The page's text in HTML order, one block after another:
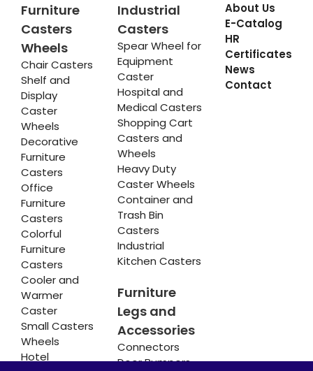
Furniture
Casters
Wheels
Chair Casters
Shelf and
Display
Caster
Wheels
Decorative
Furniture
Casters
Office
Furniture
Casters
Colorful
Furniture
Casters
Cooler and
Warmer
Caster
Small Casters
Wheels
Hotel
Industrial
Casters
Spear Wheel for
Equipment
Caster
Hospital and
Medical Casters
Shopping Cart
Casters and
Wheels
Heavy Duty
Caster Wheels
Container and
Trash Bin
Casters
Industrial
Kitchen Casters
Furniture
Legs and
Accessories
Connectors
Door Bumpers
About Us
E-Catalog
HR
Certificates
News
Contact